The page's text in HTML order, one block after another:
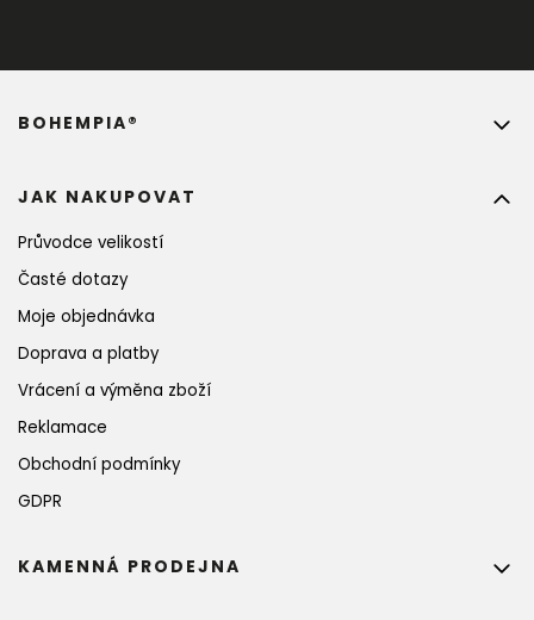
JAK NAKUPOVAT
Průvodce velikostí
Časté dotazy
Moje objednávka
Doprava a platby
Vrácení a výměna zboží
Reklamace
Obchodní podmínky
GDPR
BOHEMPIA®
KAMENNÁ PRODEJNA